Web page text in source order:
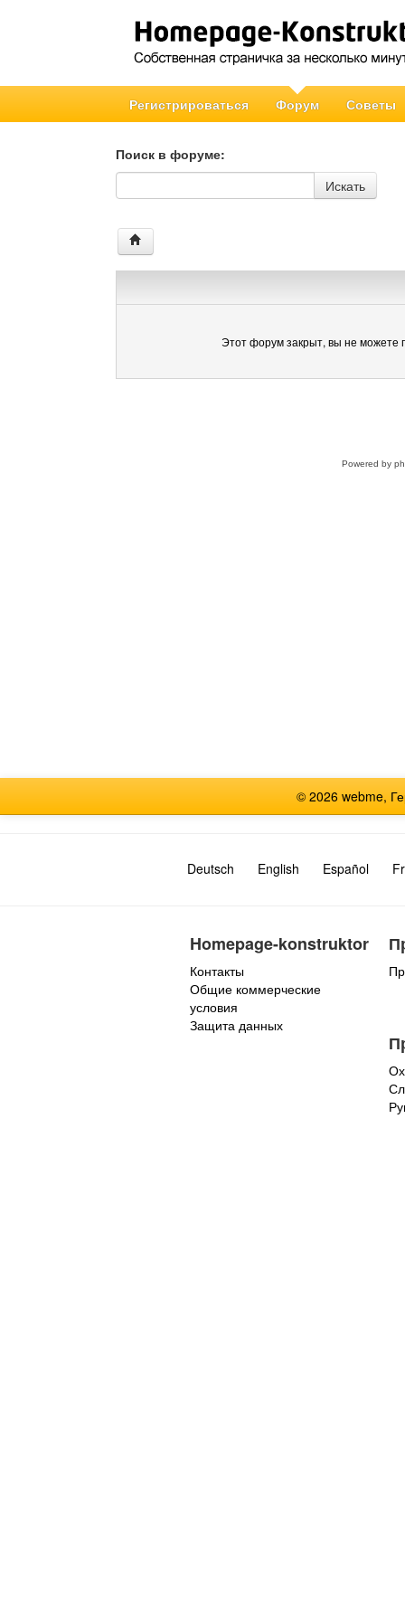
Регистрироваться Форум Советы
Поиск в форуме:
Поиск в форуме
Искать
Этот форум закрыт, вы не можете
Powered by
© 2026 webme,
Deutsch English Español
Homepage-konstruktor
Контакты
Общие коммерческие
условия
Защита данных